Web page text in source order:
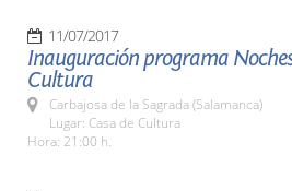
11/07/2017
Inauguración programa
Cultura
Carbajosa de la Sagrada (Salamanca)
Lugar: Casa de Cultura
Hora: 21:00 h.